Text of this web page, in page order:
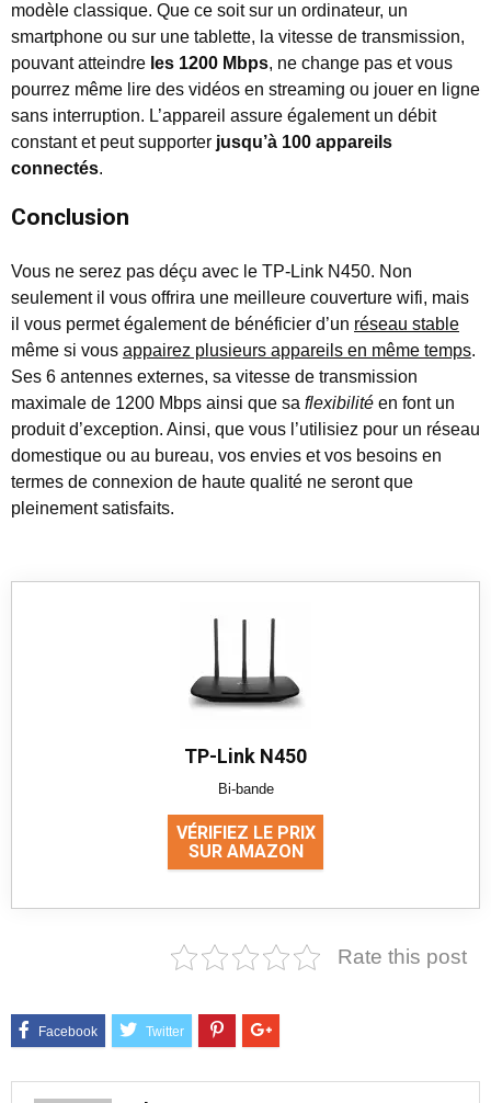
modèle classique. Que ce soit sur un ordinateur, un
smartphone ou sur une tablette, la vitesse de transmission,
pouvant atteindre les 1200 Mbps, ne change pas et vous
pourrez même lire des vidéos en streaming ou jouer en ligne
sans interruption. L’appareil assure également un débit
constant et peut supporter jusqu’à 100 appareils
connectés.
Conclusion
Vous ne serez pas déçu avec le TP-Link N450. Non
seulement il vous offrira une meilleure couverture wifi, mais
il vous permet également de bénéficier d’un réseau stable
même si vous appairez plusieurs appareils en même temps.
Ses 6 antennes externes, sa vitesse de transmission
maximale de 1200 Mbps ainsi que sa flexibilité en font un
produit d’exception. Ainsi, que vous l’utilisiez pour un réseau
domestique ou au bureau, vos envies et vos besoins en
termes de connexion de haute qualité ne seront que
pleinement satisfaits.
TP-Link N450
Bi-bande
VÉRIFIEZ LE PRIX
SUR AMAZON
Rate this post